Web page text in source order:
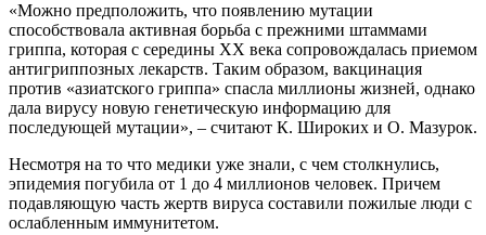
«Можно предположить, что появлению мутации
способствовала активная борьба с прежними штаммами
гриппа, которая с середины XX века сопровождалась приемом
антигриппозных лекарств. Таким образом, вакцинация
против «азиатского гриппа» спасла миллионы жизней, однако
дала вирусу новую генетическую информацию для
последующей мутации», – считают К. Широких и О. Мазурок.
Несмотря на то что медики уже знали, с чем столкнулись,
эпидемия погубила от 1 до 4 миллионов человек. Причем
подавляющую часть жертв вируса составили пожилые люди с
ослабленным иммунитетом.